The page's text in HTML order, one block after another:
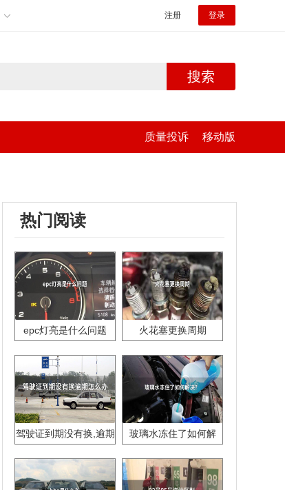
注册 登录
搜索
质量投诉 移动版
热门阅读
epc灯亮是什么问题 火花塞更换周期
驾驶证到期没有换,逾期
玻璃水冻住了如何解